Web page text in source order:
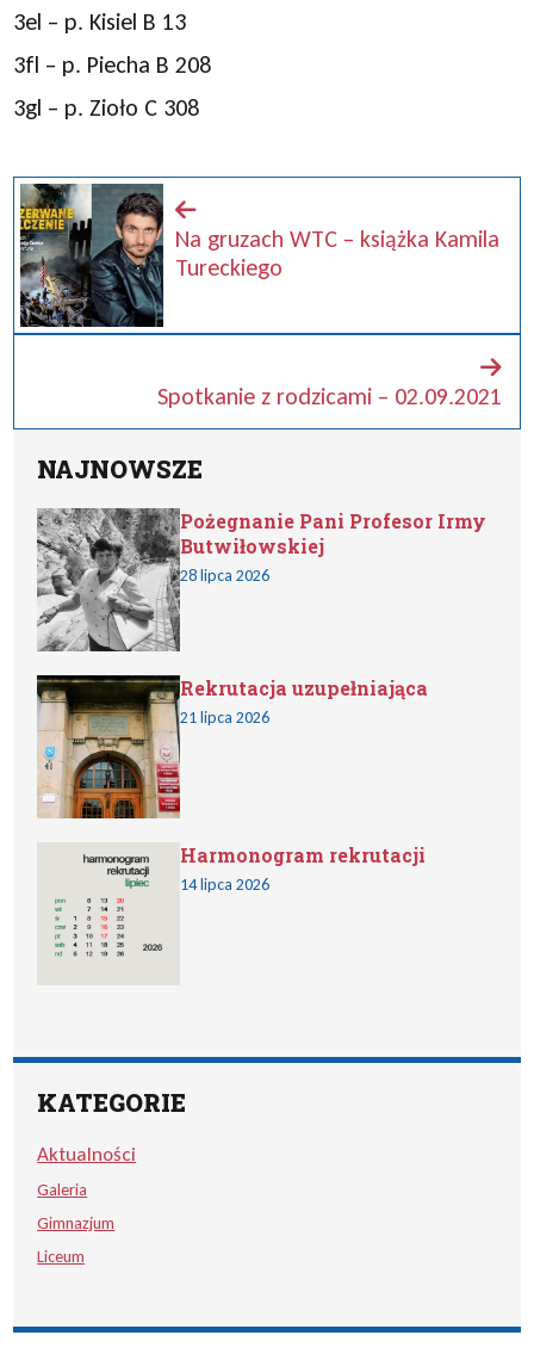
3el – p. Kisiel B 13
3fl – p. Piecha B 208
3gl – p. Zioło C 308
Na gruzach WTC – książka Kamila
Tureckiego
Spotkanie z rodzicami – 02.09.2021
NAJNOWSZE
Pożegnanie Pani Profesor Irmy
Butwiłowskiej
28 lipca 2026
Rekrutacja uzupełniająca
21 lipca 2026
Harmonogram rekrutacji
14 lipca 2026
KATEGORIE
Aktualności
Galeria
Gimnazjum
Liceum